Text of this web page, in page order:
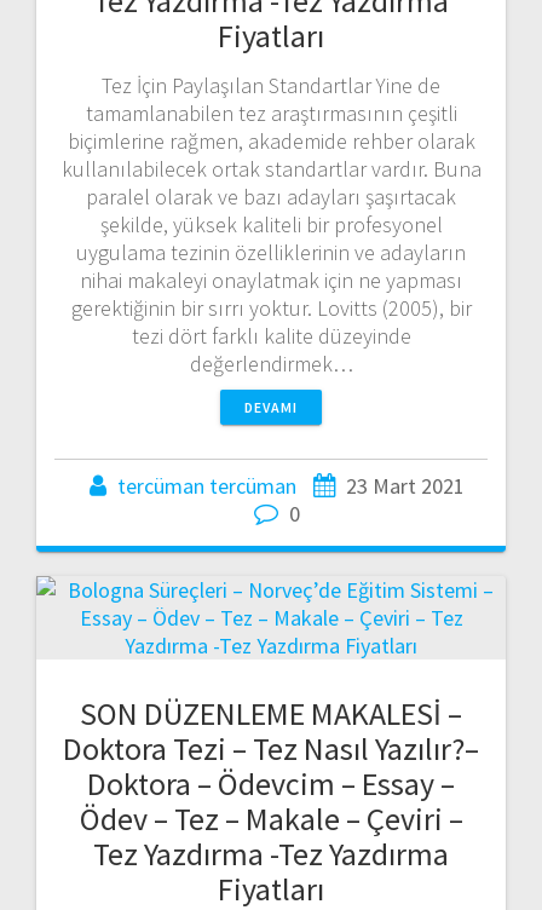
Fiyatları
Tez İçin Paylaşılan Standartlar Yine de
tamamlanabilen tez araştırmasının çeşitli
biçimlerine rağmen, akademide rehber olarak
kullanılabilecek ortak standartlar vardır. Buna
paralel olarak ve bazı adayları şaşırtacak
şekilde, yüksek kaliteli bir profesyonel
uygulama tezinin özelliklerinin ve adayların
nihai makaleyi onaylatmak için ne yapması
gerektiğinin bir sırrı yoktur. Lovitts (2005), bir
tezi dört farklı kalite düzeyinde
değerlendirmek…
DEVAMI
tercüman tercüman
23 Mart 2021
0
SON DÜZENLEME MAKALESİ –
Doktora Tezi – Tez Nasıl Yazılır?–
Doktora – Ödevcim – Essay –
Ödev – Tez – Makale – Çeviri –
Tez Yazdırma -Tez Yazdırma
Fiyatları